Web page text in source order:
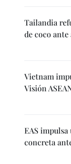
Tailandia
de coco
Vietnam
Visión
EAS
concreta